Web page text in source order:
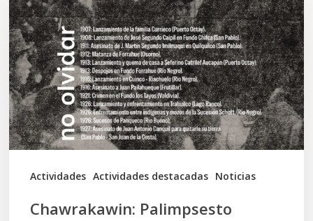
Actividades Actividades destacadas Noticias
explora
a
través
del
arte
las
tensiones
documentales
Chawrakawin: Palimpsesto